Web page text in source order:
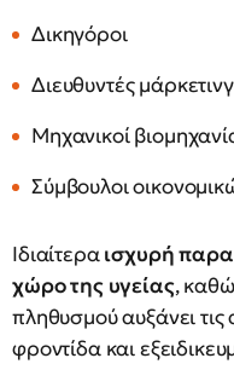
Δικηγόροι
Διευθυντές
Μηχανικοί
Σύμβουλοι
Ιδιαίτεραισχυρή
χώρο της υγείας,
πληθυσμού αυξάνει τις
φροντίδα και